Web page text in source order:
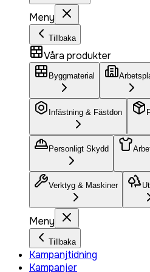
Meny
Tillbaka
Våra produkter
Byggmaterial
Infästning & Fästdon
Personligt Skydd
Verktyg & Maskiner
Meny
Tillbaka
Kampanjtidning
Kampanjer